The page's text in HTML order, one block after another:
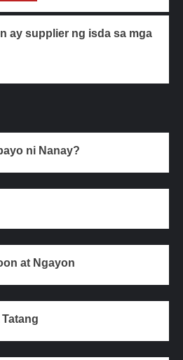
ay supplier ng isda sa mga
ni Nanay?
at Ngayon